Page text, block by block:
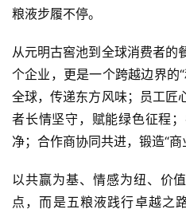
粮液步履不停。
从元明古窖池到全球消费者的
个企业，更是一个跨越边界的
全球，传递东方风味；员工匠
者长情坚守，赋能绿色征程
净；合作商协同共进，锻造“商
以共赢为基、情感为纽、价
点，而是五粮液践行卓越之